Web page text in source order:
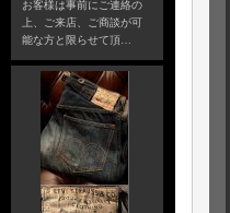
お客様は事前にご連絡の
上、ご来店、ご商談が可
能な方と限らせて頂…